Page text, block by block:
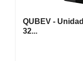
QUBEV -
32...